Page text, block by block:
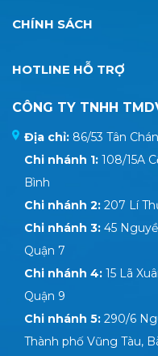
CHÍNH SÁCH
HOTLINE HỖ TRỢ
CÔNG TY TNHH
Địa chỉ: 86/53 Tân
Chi nhánh 1: 108/15A
Bình
Chi nhánh 2: 207 Lí
Chi nhánh 3: 45
Quận 7
Chi nhánh 4: 15 Lã
Quận 9
Chi nhánh 5: 290/6
Thành phố Vũng Tàu,